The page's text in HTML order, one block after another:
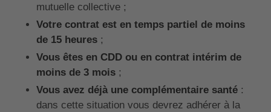
mutuelle collective ;
Votre contrat est en temps partiel de moins
de 15 heures;
Vous êtes en CDD ou en contrat intérim de
moins de 3 mois;
Vous avez déjà une complémentaire santé:
dans cette situation vous devrez adhérer à la